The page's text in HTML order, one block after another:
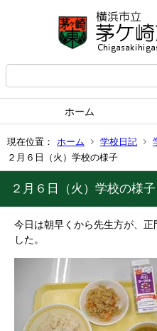
ホーム
現在位置： ホーム 学校日記
２月６日（火）学校の様子
２月６日（火）学校の様子
今日は朝早くから先生方が、
した。